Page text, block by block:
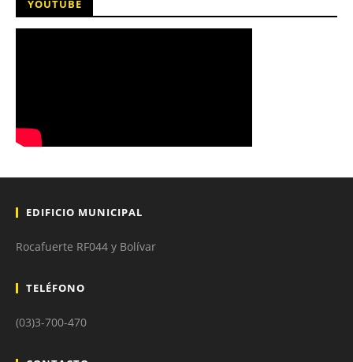
YOUTUBE
EDIFICIO MUNICIPAL
Rocafuerte RF044 y Bolívar
TELÉFONO
(03)3-700-470